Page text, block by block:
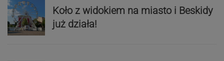
Koło z widokiem na miasto i Beskidy
już działa!